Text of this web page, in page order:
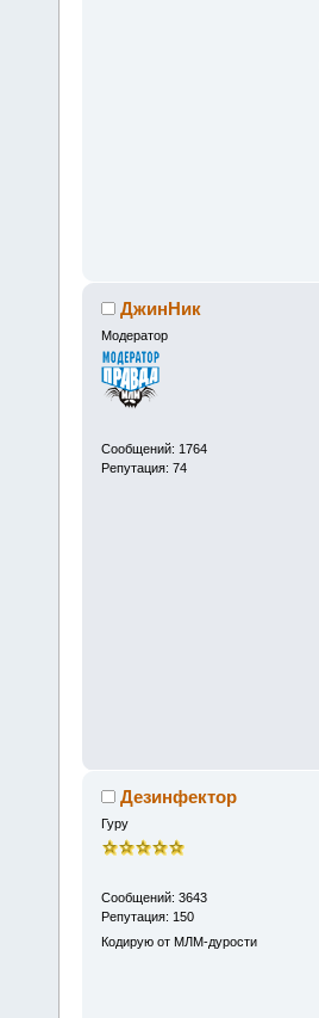
ДжинНик
Модератор
Сообщений: 1764
Репутация: 74
Дезинфектор
Гуру
Сообщений: 3643
Репутация: 150
Кодирую от МЛМ-дурости